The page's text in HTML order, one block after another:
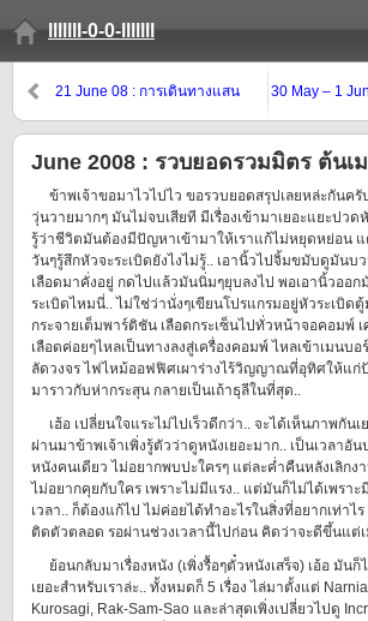
lllllll-0-0-lllllll
21 June 08 : การเดินทางแสน
30 May – 1
June 2008 : รวบยอดรวมมิตร ต้นเ
ข้าพเจ้าขอมาไวไปไว ขอรวบยอดสรุปเลยหล่ะกันครั
วุ่นวายมากๆ มันไม่จบเสียที มีเรื่องเข้ามาเยอะแยะปวด
รู้ว่าชีวิตมันต้องมีปัญหาเข้ามาให้เราแก้ไม่หยุดหย่อน แ
วันๆรู้สึกหัวจะระเบิดยังไงไม่รู้.. เอานิ้วไปจิ้มขมับดูมันบ
เลือดมาคั่งอยู่ กดไปแล้วมันนิ่มๆยุบลงไป พอเอานิ้วออ
ระเบิดไหมนี่.. ไม่ใช่ว่านั่งๆเขียนโปรแกรมอยู่หัวระเบิด
กระจายเต็มพาร์ติชัน เลือดกระเซ็นไปทั่วหน้าจอคอมพ์ เ
เลือดค่อยๆไหลเป็นทางลงสู่เครื่องคอมพ์ ไหลเข้าเมนบ
ลัดวงจร ไฟไหม้ออฟฟิศเผาร่างไร้วิญญาณที่อุทิศให้แก่
มาราวกับห่ากระสุน กลายเป็นเถ้าธุลีในที่สุด..
เฮ้อ เปลี่ยนใจแระไม่ไปเร็วดีกว่า.. จะได้เห็นภาพกัน
ผ่านมาข้าพเจ้าเพิ่งรู้ตัวว่าดูหนังเยอะมาก.. เป็นเวลาอัน
หนังคนเดียว ไม่อยากพบปะใครๆ แต่ละค่ำคืนหลังเลิกง
ไม่อยากคุยกับใคร เพราะไม่มีแรง.. แต่มันก็ไม่ได้เพรา
เวลา.. ก็ต้องแก้ไป ไม่ค่อยได้ทำอะไรในสิ่งที่อยากเท่าไ
ติดตัวตลอด รอผ่านช่วงเวลานี้ไปก่อน คิดว่าจะดีขึ้นแต่เ
ย้อนกลับมาเรื่องหนัง (เพิ่งรื้อๆตั๋วหนังเสร็จ) เอ้อ มัน
เยอะสำหรับเราล่ะ.. ทั้งหมดก็ 5 เรื่อง ไล่มาตั้งแต่
Kurosagi, Rak-Sam-Sao และล่าสุดเพิ่งเปลี่ยวไปดู